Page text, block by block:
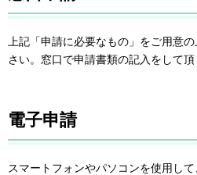
上記「申請に必要なもの」をご用意
さい。窓口で申請書類の記入をして頂
電子申請
スマートフォンやパソコンを使用し